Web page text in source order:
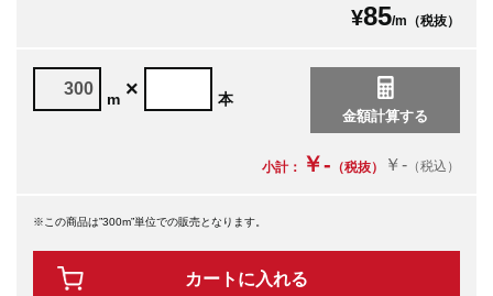
¥85/m（税抜）
m × 本
小計： ￥- （税抜） ￥- （税込）
※この商品は”300m”単位での販売となります。
カートに入れる